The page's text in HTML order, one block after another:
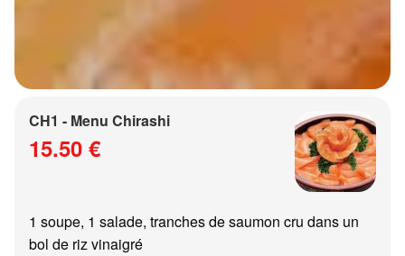
CH1 - Menu Chirashi
15.50 €
1 soupe, 1 salade, tranches de saumon cru dans un
bol de riz vinaigré